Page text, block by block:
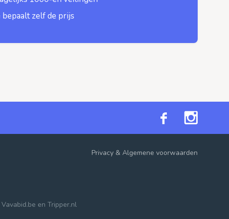
bepaalt zelf de prijs
Privacy& Algemene voorwaarden
Vavabid.be en Tripper.nl